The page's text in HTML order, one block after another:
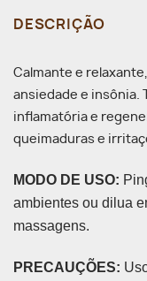
DESCRIÇÃO
Calmante e
ansiedade e insônia.
inflamatória e
queimaduras e
MODO DE USO:
ambientes ou dilua
massagens.
PRECAUÇÕES: